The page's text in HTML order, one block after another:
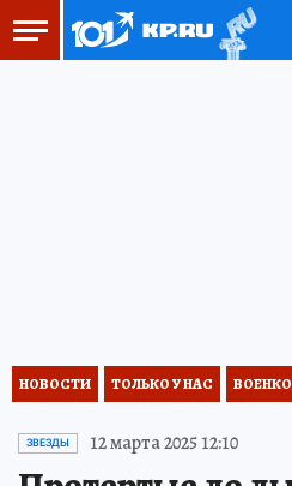
НОВОСТИ ТОЛЬКО У НАС
ЗВЕЗДЫ 12 марта 2025 12:10